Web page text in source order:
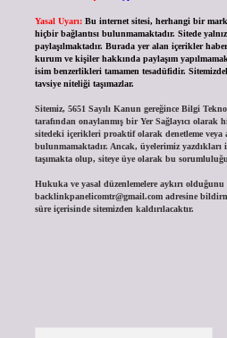
Yasal Uyarı: Bu internet sitesi, herhangi bir
hiçbir bağlantısı bulunmamaktadır. Sitede
paylaşılmaktadır. Burada yer alan içerikler
kurum ve kişiler hakkında paylaşım
isim benzerlikleri tamamen tesadüfidir.
tavsiye niteliği taşımazlar.
Sitemiz, 5651 Sayılı Kanun gereğince Bilgi
tarafından onaylanmış bir Yer Sağlayıcı olarak
sitedeki içerikleri proaktif olarak denetleme veya
bulunmamaktadır. Ancak, üyelerimiz
taşımakta olup, siteye üye olarak bu
Hukuka ve yasal düzenlemelere aykırı
backlinkpanelicomtr@gmail.comadresine
süre içerisinde sitemizden kaldırılacaktır.